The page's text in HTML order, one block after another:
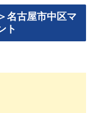
名古屋市中区マ
ト